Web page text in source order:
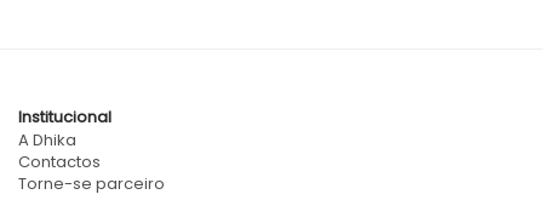
Institucional
A Dhika
Contactos
Torne-se parceiro